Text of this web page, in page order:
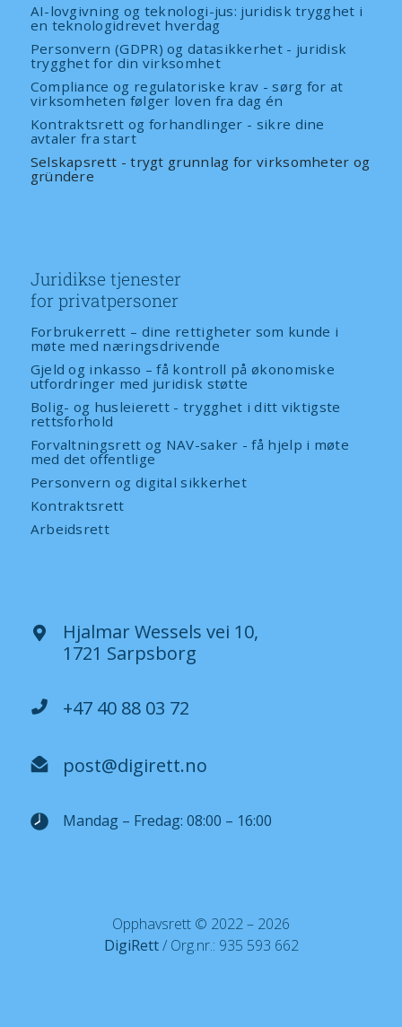
AI-lovgivning og teknologi-jus: juridisk trygghet i
en teknologidrevet hverdag
Personvern (GDPR) og datasikkerhet - juridisk
trygghet for din virksomhet
Compliance og regulatoriske krav - sørg for at
virksomheten følger loven fra dag én
Kontraktsrett og forhandlinger - sikre dine
avtaler fra start
Selskapsrett - trygt grunnlag for virksomheter og
gründere
Juridikse tjenester
for privatpersoner
Forbrukerrett – dine rettigheter som kunde i
møte med næringsdrivende
Gjeld og inkasso – få kontroll på økonomiske
utfordringer med juridisk støtte
Bolig- og husleierett - trygghet i ditt viktigste
rettsforhold
Forvaltningsrett og NAV-saker - få hjelp i møte
med det offentlige
Personvern og digital sikkerhet
Kontraktsrett
Arbeidsrett
Hjalmar Wessels vei 10,
1721 Sarpsborg
+47 40 88 03 72
post@digirett.no
Mandag – Fredag: 08:00 – 16:00
Opphavsrett © 2022 – 2026
DigiRett/ Org.nr.: 935 593 662